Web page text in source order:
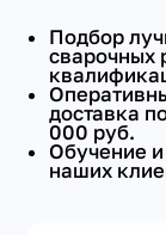
Подбор
сварочных
доставка
000 руб.
Обучение
наших